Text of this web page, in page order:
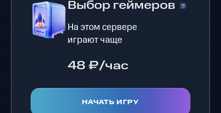
Выбор геймеров
На этом сервере
играют чаще
48 ₽/час
НАЧАТЬ ИГРУ